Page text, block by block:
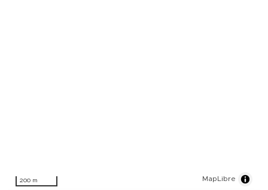
200 m MapLibre